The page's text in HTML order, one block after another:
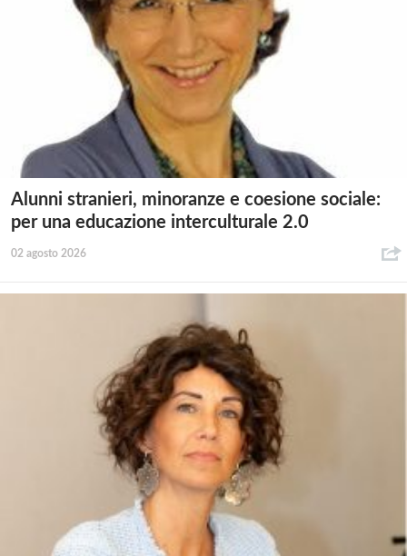
Alunni stranieri, minoranze e coesione sociale:
per una educazione interculturale 2.0
02 agosto 2026